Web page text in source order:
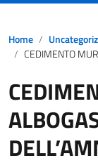
Home
CEDIMENTO MURO IN FRAZ.